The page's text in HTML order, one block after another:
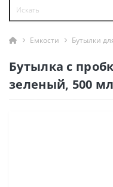
Емкости Бутылки
Бутылка с
зеленый, 500 мл